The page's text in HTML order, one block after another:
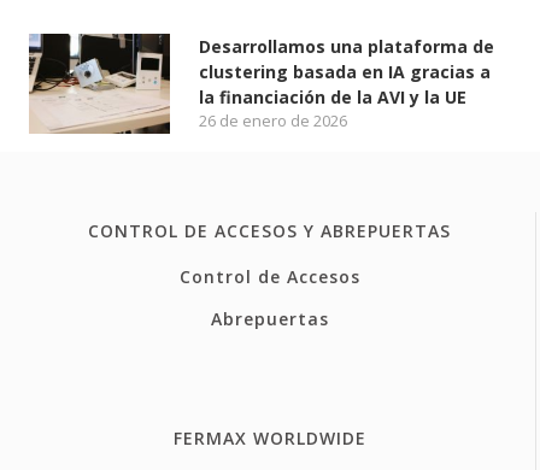
Desarrollamos una plataforma de
clustering basada en IA gracias a
la financiación de la AVI y la UE
26 de enero de 2026
CONTROL DE ACCESOS Y ABREPUERTAS
Control de Accesos
Abrepuertas
FERMAX WORLDWIDE